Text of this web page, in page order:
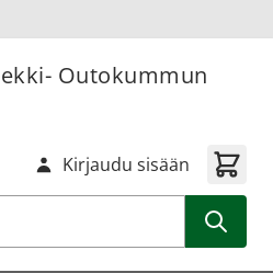
Outokummun
Kirjaudu sisään